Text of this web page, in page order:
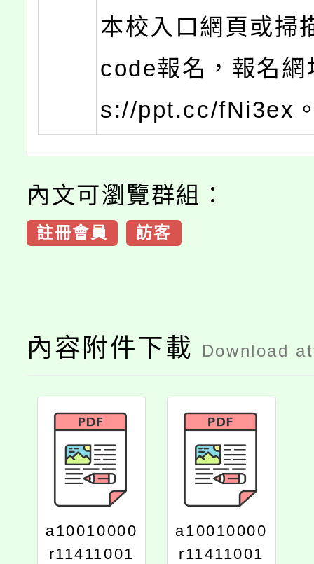
本校入口網頁或掃
code報名，報名
s://ppt.cc/fNi3ex
內文可瀏覽群組：
註冊會員 訪客
內容附件下載 Download
a10010000
r11411001
a10010000
r11411001